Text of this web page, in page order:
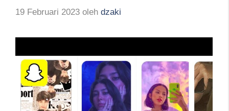
19 Februari 2023 oleh dzaki